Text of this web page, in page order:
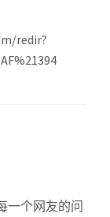
redir?
一个网友的问